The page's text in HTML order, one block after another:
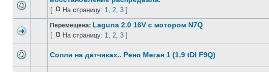
[ На страницу: 1, 2, 3 ]
Перемещена: Laguna 2.0 16V с мотором N7Q
[ На страницу: 1, 2, 3 ]
Сопли на датчиках.. Рено Меган 1 (1.9 tDI F9Q)